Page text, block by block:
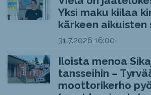
Yksi maku kiilaa
kärkeen aikuisten
31.7.2026 16:00
Iloista menoa
tansseihin –
moottorikerho